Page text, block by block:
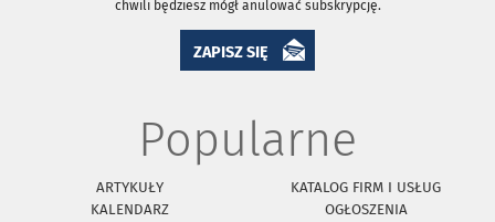
chwili będziesz mógł anulować subskrypcję.
ZAPISZ SIĘ
Popularne
ARTYKUŁY
KATALOG FIRM I USŁUG
KALENDARZ
OGŁOSZENIA